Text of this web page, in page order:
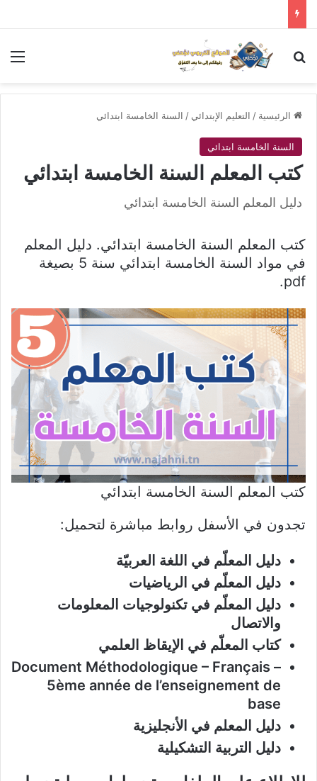
بحث عن
الرئيسية / التعليم الإبتدائي / السنة الخامسة ابتدائي
السنة الخامسة ابتدائي
كتب المعلم السنة الخامسة ابتدائي
دليل المعلم السنة الخامسة ابتدائي
كتب المعلم السنة الخامسة ابتدائي. دليل المعلم
في مواد السنة الخامسة ابتدائي سنة 5 بصيغة
pdf.
كتب المعلم السنة الخامسة ابتدائي
تجدون في الأسفل روابط مباشرة لتحميل:
دليل المعلّم في اللغة العربيّة
دليل المعلّم في الرياضيات
دليل المعلّم في تكنولوجيات المعلومات
والاتصال
كتاب المعلّم في الإيقاظ العلمي
Document Méthodologique – Français –
5ème année de l’enseignement de
base
دليل المعلم في الأنجليزية
دليل التربية التشكيلية